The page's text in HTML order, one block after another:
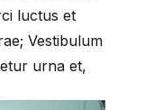
luctus et
Vestibulum
urna et,